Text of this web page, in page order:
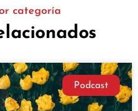
categoría
Podcast